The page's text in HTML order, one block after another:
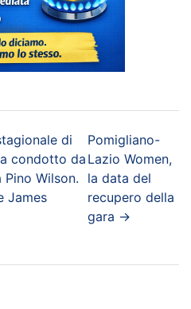
di
condotto da
Wilson.
James
Pomigliano-
Lazio Women,
la data del
recupero della
gara →